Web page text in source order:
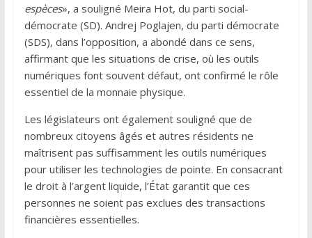
espèces», a souligné Meira Hot, du parti social-
démocrate (SD). Andrej Poglajen, du parti démocrate
(SDS), dans l’opposition, a abondé dans ce sens,
affirmant que les situations de crise, où les outils
numériques font souvent défaut, ont confirmé le rôle
essentiel de la monnaie physique.
Les législateurs ont également souligné que de
nombreux citoyens âgés et autres résidents ne
maîtrisent pas suffisamment les outils numériques
pour utiliser les technologies de pointe. En consacrant
le droit à l’argent liquide, l’État garantit que ces
personnes ne soient pas exclues des transactions
financières essentielles.